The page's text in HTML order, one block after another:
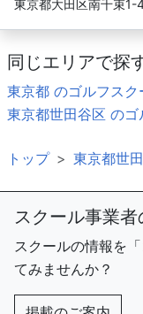
東京都大田区南千束1-
同じエリアで探
東京都 のゴルフス
東京都世田谷区 の
トップ 東京都世
スクール事業
スクールの情報を
てみませんか？